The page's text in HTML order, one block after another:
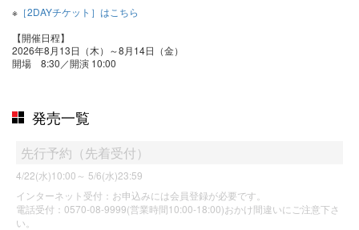
※ ［2DAYチケット］はこちら
【開催日程】
2026年8月13日（木）～8月14日（金）
開場 8:30／開演 10:00
発売一覧
先行予約（先着受付）
4/22(水)10:00～ 5/6(水)23:59
インターネット受付：お申込みには会員登録が必要です。
電話受付：0570-08-9999(営業時間10:00-18:00)おかけ間違いにご注意下さ
い。